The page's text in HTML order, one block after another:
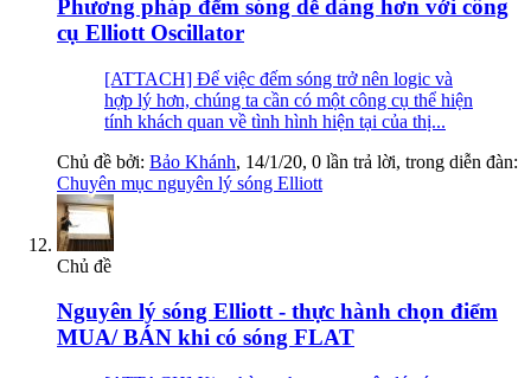
Phương pháp đếm sóng dễ dàng hơn với công
cụ Elliott Oscillator
[ATTACH] Để việc đếm sóng trở nên logic và
hợp lý hơn, chúng ta cần có một công cụ thể hiện
tính khách quan về tình hình hiện tại của thị...
Chủ đề bởi: Bảo Khánh, 14/1/20, 0 lần trả lời, trong diễn đàn:
Chuyên mục nguyên lý sóng Elliott
Chủ đề
Nguyên lý sóng Elliott - thực hành chọn điểm
MUA/ BÁN khi có sóng FLAT